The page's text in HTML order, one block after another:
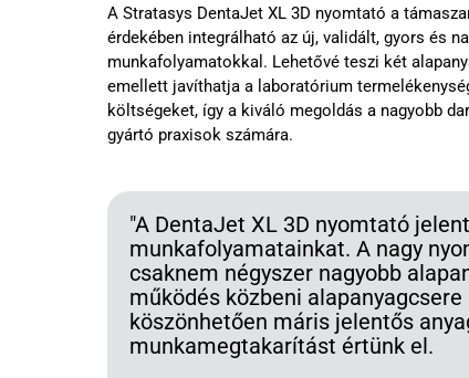
A Stratasys DentaJet XL 3D nyomtató a
érdekében integrálható az új, validált, gyors és
munkafolyamatokkal. Lehetővé teszi két
emellett javíthatja a laboratórium
költségeket, így a kiváló megoldás a nagyobb
gyártó praxisok számára.
"A DentaJet XL 3D nyomtató
munkafolyamatainkat. A nagy
csaknem négyszer nagyobb
működés közbeni
köszönhetően máris jelentős
munkamegtakarítást értünk el.